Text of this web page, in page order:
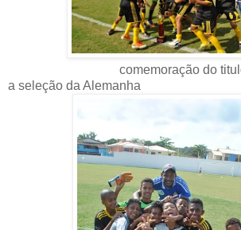
comemoração do titulo em
a seleção da Alemanha